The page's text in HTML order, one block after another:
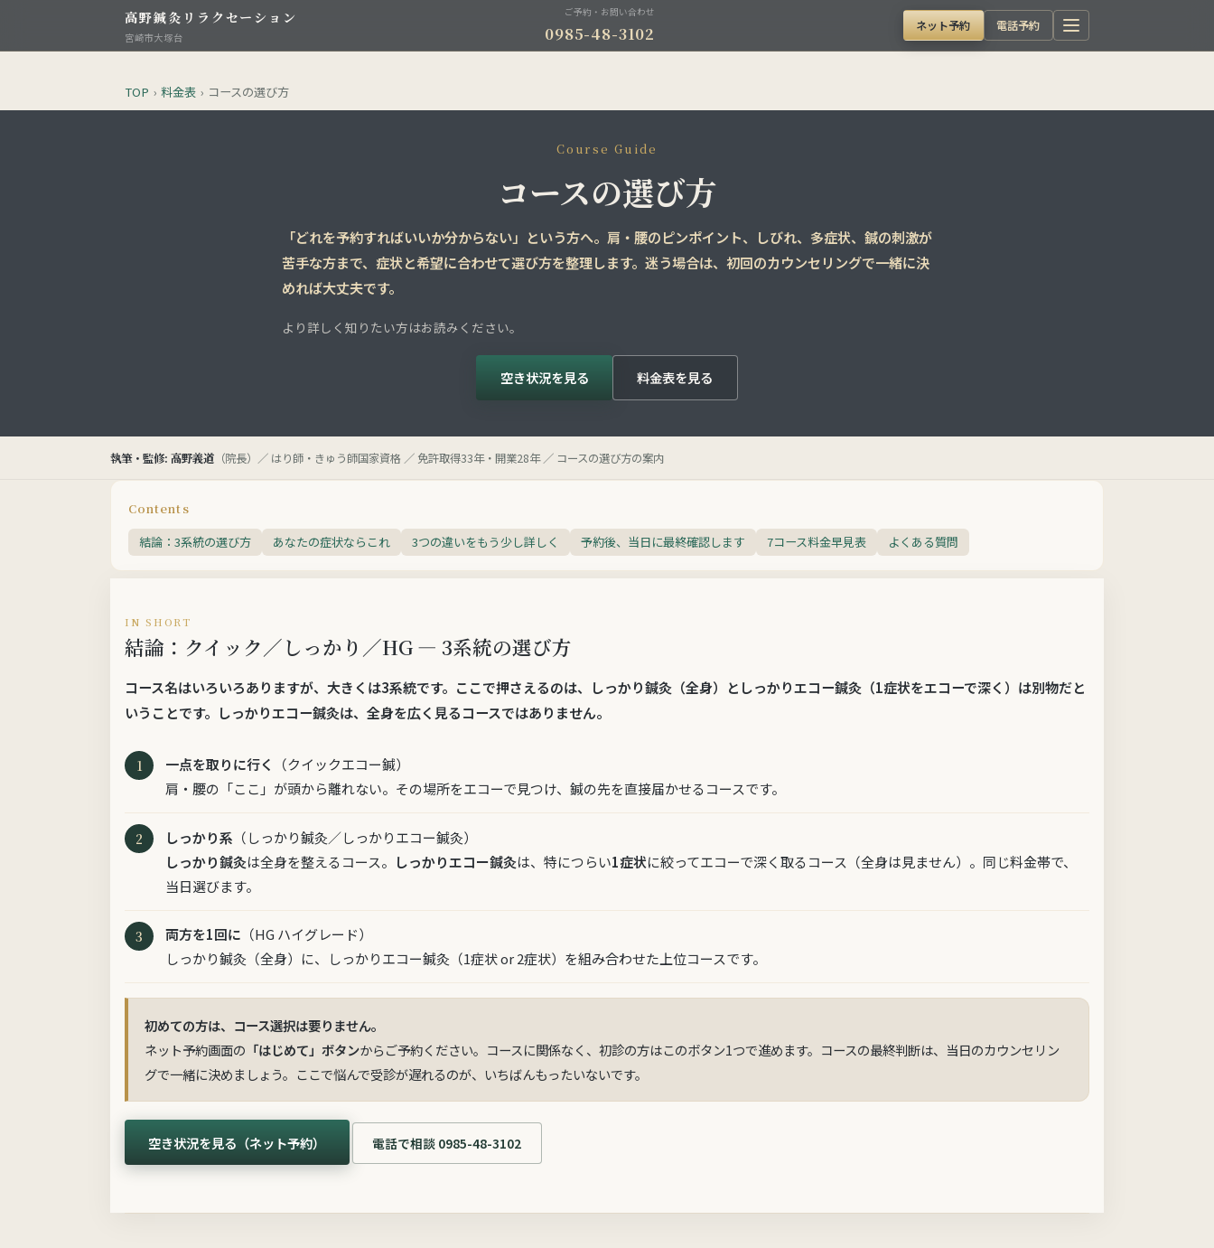
高野鍼灸リラクセーション
宮崎市大塚台
ご予約・お問い合わせ
0985-48-3102 ネット予約 電話予約
TOP › 料金表 › コースの選び方
Course Guide
コースの選び方
「どれを予約すればいいか分からない」という方へ。肩・腰のピンポイント、しびれ、多症状、鍼の刺激が
苦手な方まで、症状と希望に合わせて選び方を整理します。迷う場合は、初回のカウンセリングで一緒に決
めれば大丈夫です。
より詳しく知りたい方はお読みください。
空き状況を見る 料金表を見る
執筆・監修: 高野義道 （院長）／ はり師・きゅう師国家資格 ／ 免許取得33年・開業28年 ／ コースの選び方の案内
Contents
結論：3系統の選び方
あなたの症状ならこれ 3つの違いをもう少し詳しく 予約後、当日に最終確認します 7コース料金早見表 よくある質問
IN SHORT
結論：クイック／しっかり／HG — 3系統の選び方
コース名はいろいろありますが、大きくは3系統です。ここで押さえるのは、 しっかり鍼灸（全身） と しっかりエコー鍼灸（1症状をエコーで深く） は別物だと
いうことです。しっかりエコー鍼灸は、全身を広く見るコースではありません。
一点を取りに行く
（クイックエコー鍼）
肩・腰の「ここ」が頭から離れない。その場所をエコーで見つけ、鍼の先を直接届かせるコースです。
しっかり系 （しっかり鍼灸／しっかりエコー鍼灸）
しっかり鍼灸は全身を整えるコース。 しっかりエコー鍼灸は、特につらい1症状に絞ってエコーで深く取るコース（全身は見ません）。同じ料金帯で、
当日選びます。
両方を1回に （HG ハイグレード）
しっかり鍼灸（全身）に、しっかりエコー鍼灸（1症状 or 2症状）を組み合わせた上位コースです。
初めての方は、コース選択は要りません。
ネット予約画面の 「はじめて」ボタンからご予約ください。コースに関係なく、初診の方はこのボタン1つで進めます。コースの最終判断は、当日のカウンセリン
グで一緒に決めましょう。ここで悩んで受診が遅れるのが、いちばんもったいないです。
空き状況を見る（ネット予約） 電話で相談 0985-48-3102